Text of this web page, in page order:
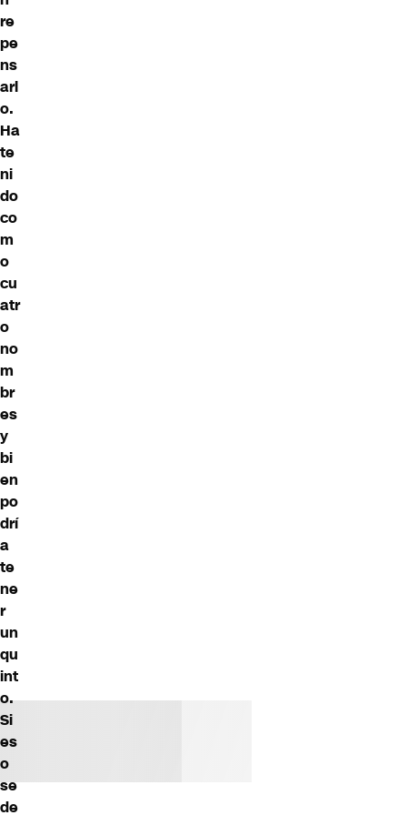
re
pe
ns
arl
o.
Ha
te
ni
do
co
m
o
cu
atr
o
no
m
br
es
y
bi
en
po
drí
a
te
ne
r
un
qu
int
o.
Si
es
o
se
de